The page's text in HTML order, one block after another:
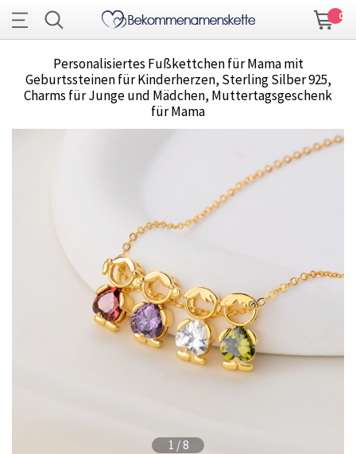
0
Personalisiertes Fußkettchen für Mama mit
Geburtssteinen für Kinderherzen, Sterling Silber 925,
Charms für Junge und Mädchen, Muttertagsgeschenk
für Mama
1 /8